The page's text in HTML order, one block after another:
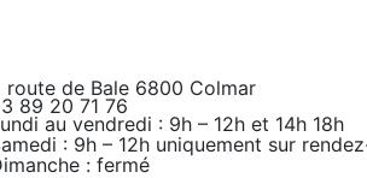
route de Bale 6800 Colmar
89 20 71 76
au vendredi : 9h – 12h et 14h 18h
: 9h – 12h uniquement sur
: fermé